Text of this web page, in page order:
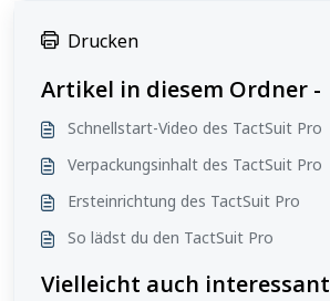
Drucken
Artikel in diesem Ordner -
Schnellstart-Video des TactSuit Pro
Verpackungsinhalt des TactSuit Pro
Ersteinrichtung des TactSuit Pro
So lädst du den TactSuit Pro
Vielleicht auch interessant